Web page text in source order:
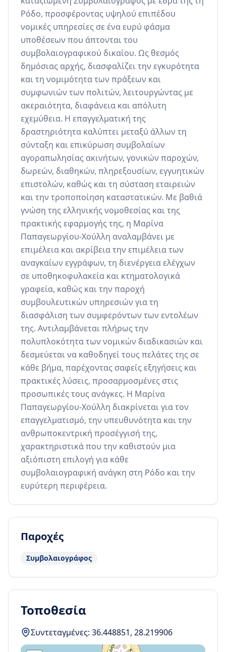
Ρόδο, προσφέροντας υψηλού επιπέδου
νομικές υπηρεσίες σε ένα ευρύ φάσμα
υποθέσεων που άπτονται του
συμβολαιογραφικού δικαίου. Ως θεσμός
δημόσιας αρχής, διασφαλίζει την εγκυρότητα
και τη νομιμότητα των πράξεων και
συμφωνιών των πολιτών, λειτουργώντας με
ακεραιότητα, διαφάνεια και απόλυτη
εχεμύθεια. Η επαγγελματική της
δραστηριότητα καλύπτει μεταξύ άλλων τη
σύνταξη και επικύρωση συμβολαίων
αγοραπωλησίας ακινήτων, γονικών παροχών,
δωρεών, διαθηκών, πληρεξουσίων, εγγυητικών
επιστολών, καθώς και τη σύσταση εταιρειών
και την τροποποίηση καταστατικών. Με βαθιά
γνώση της ελληνικής νομοθεσίας και της
πρακτικής εφαρμογής της, η Μαρίνα
Παπαγεωργίου-Χούλλη αναλαμβάνει με
επιμέλεια και ακρίβεια την επιμέλεια των
αναγκαίων εγγράφων, τη διενέργεια ελέγχων
σε υποθηκοφυλακεία και κτηματολογικά
γραφεία, καθώς και την παροχή
συμβουλευτικών υπηρεσιών για τη
διασφάλιση των συμφερόντων των εντολέων
της. Αντιλαμβάνεται πλήρως την
πολυπλοκότητα των νομικών διαδικασιών και
δεσμεύεται να καθοδηγεί τους πελάτες της σε
κάθε βήμα, παρέχοντας σαφείς εξηγήσεις και
πρακτικές λύσεις, προσαρμοσμένες στις
προσωπικές τους ανάγκες. Η Μαρίνα
Παπαγεωργίου-Χούλλη διακρίνεται για τον
επαγγελματισμό, την υπευθυνότητα και την
ανθρωποκεντρική προσέγγισή της,
χαρακτηριστικά που την καθιστούν μια
αξιόπιστη επιλογή για κάθε
συμβολαιογραφική ανάγκη στη Ρόδο και την
ευρύτερη περιφέρεια.
Παροχές
Συμβολαιογράφος
Τοποθεσία
Συντεταγμένες: 36.448851, 28.219906